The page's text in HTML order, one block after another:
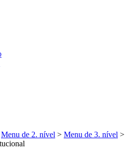
Menu de 2. nível > Menu de 3. nível >